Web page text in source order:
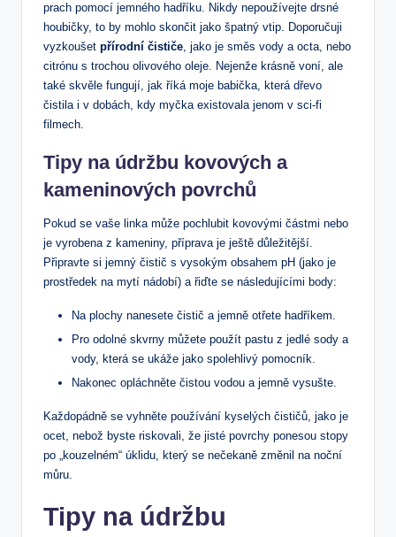
prach pomocí jemného hadříku. Nikdy nepoužívejte drsné
houbičky, to by mohlo skončit jako špatný vtip. Doporučuji
vyzkoušet přírodní čističe, jako je směs vody a octa, nebo
citrónu s trochou olivového oleje. Nejenže krásně voní, ale
také skvěle fungují, jak říká moje babička, která dřevo
čistila i v dobách, kdy myčka existovala jenom v sci-fi
filmech.
Tipy na údržbu kovových a
kameninových povrchů
Pokud se vaše linka může pochlubit kovovými částmi nebo
je vyrobena z kameniny, příprava je ještě důležitější.
Připravte si jemný čistič s vysokým obsahem pH (jako je
prostředek na mytí nádobí) a řiďte se následujícími body:
Na plochy nanesete čistič a jemně otřete hadříkem.
Pro odolné skvrny můžete použít pastu z jedlé sody a
vody, která se ukáže jako spolehlivý pomocník.
Nakonec opláchněte čistou vodou a jemně vysušte.
Každopádně se vyhněte používání kyselých čističů, jako je
ocet, nebož byste riskovali, že jisté povrchy ponesou stopy
po „kouzelném“ úklidu, který se nečekaně změnil na noční
můru.
Tipy na údržbu